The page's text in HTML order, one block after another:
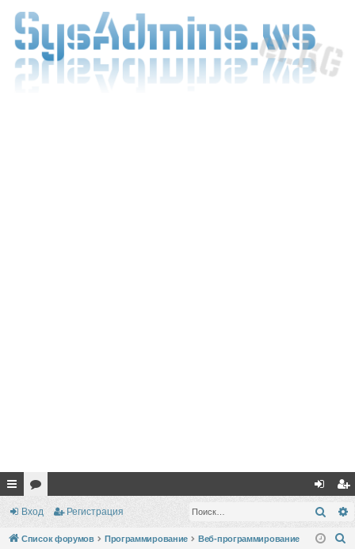
с
ы
ор хо
д
ег
ис
Вход Регистрация
Список форумов Программирование Веб-программирование